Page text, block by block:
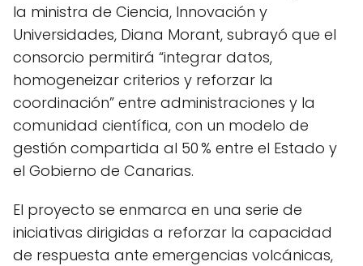
la ministra de Ciencia, Innovación y
Universidades, Diana Morant, subrayó que el
consorcio permitirá “integrar datos,
homogeneizar criterios y reforzar la
coordinación” entre administraciones y la
comunidad científica, con un modelo de
gestión compartida al 50 % entre el Estado y
el Gobierno de Canarias.
El proyecto se enmarca en una serie de
iniciativas dirigidas a reforzar la capacidad
de respuesta ante emergencias volcánicas,